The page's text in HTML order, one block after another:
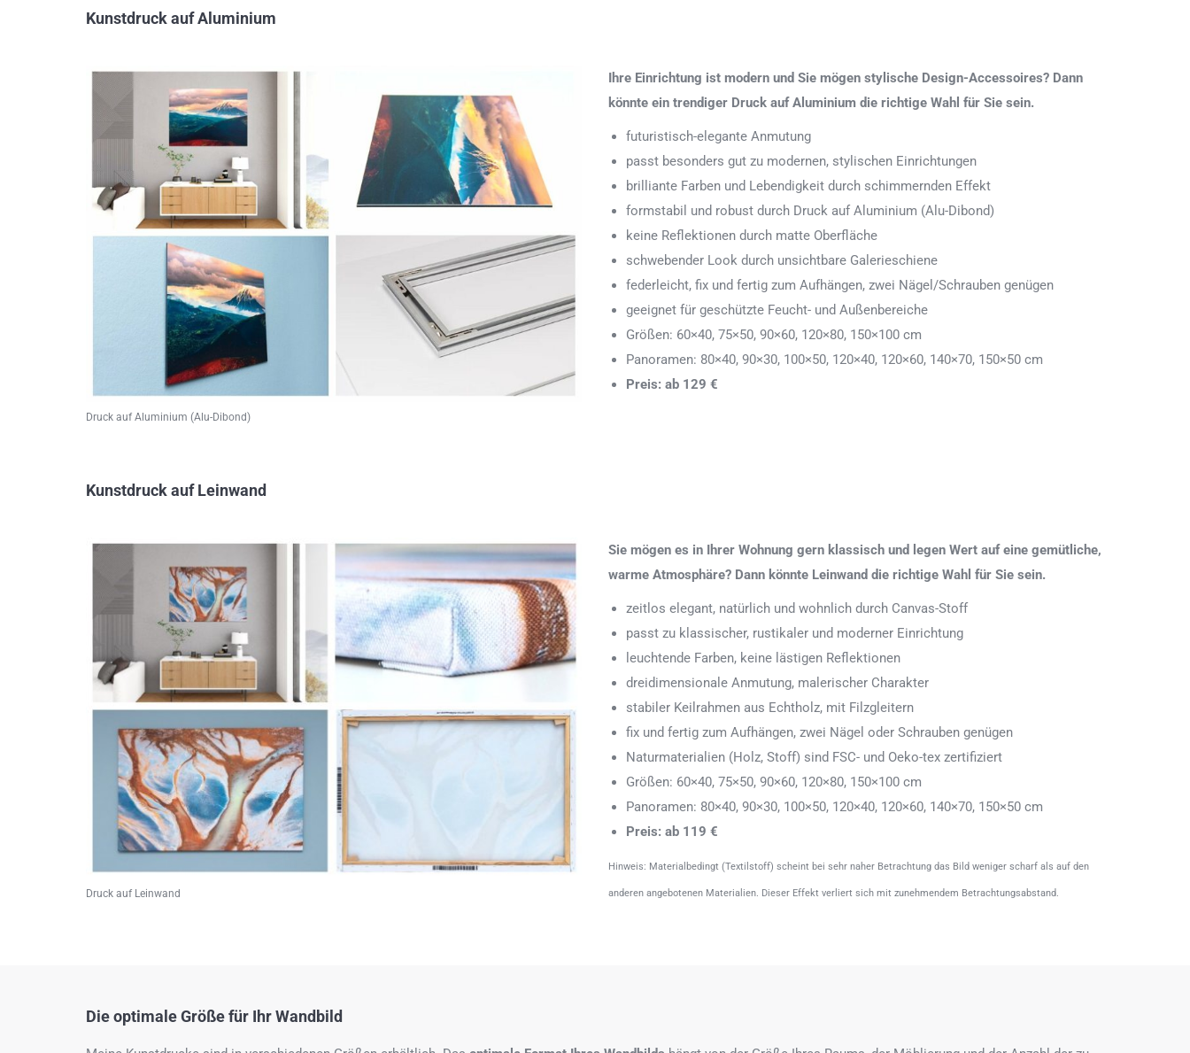
Kunstdruck auf Aluminium
Druck auf Aluminium (Alu-Dibond)
Ihre Einrichtung ist modern und Sie mögen stylische Design-Accessoires? Dann
könnte ein trendiger Druck auf Aluminium die richtige Wahl für Sie sein.
futuristisch-elegante Anmutung
passt besonders gut zu modernen, stylischen Einrichtungen
brilliante Farben und Lebendigkeit durch schimmernden Effekt
formstabil und robust durch Druck auf Aluminium (Alu-Dibond)
keine Reflektionen durch matte Oberfläche
schwebender Look durch unsichtbare Galerieschiene
federleicht, fix und fertig zum Aufhängen, zwei Nägel/Schrauben genügen
geeignet für geschützte Feucht- und Außenbereiche
Größen: 60×40, 75×50, 90×60, 120×80, 150×100 cm
Panoramen: 80×40, 90×30, 100×50, 120×40, 120×60, 140×70, 150×50 cm
Preis: ab 129 €
Kunstdruck auf Leinwand
Druck auf Leinwand
Sie mögen es in Ihrer Wohnung gern klassisch und legen Wert auf eine gemütliche,
warme Atmosphäre? Dann könnte Leinwand die richtige Wahl für Sie sein.
zeitlos elegant, natürlich und wohnlich durch Canvas-Stoff
passt zu klassischer, rustikaler und moderner Einrichtung
leuchtende Farben, keine lästigen Reflektionen
dreidimensionale Anmutung, malerischer Charakter
stabiler Keilrahmen aus Echtholz, mit Filzgleitern
fix und fertig zum Aufhängen, zwei Nägel oder Schrauben genügen
Naturmaterialien (Holz, Stoff) sind FSC- und Oeko-tex zertifiziert
Größen: 60×40, 75×50, 90×60, 120×80, 150×100 cm
Panoramen: 80×40, 90×30, 100×50, 120×40, 120×60, 140×70, 150×50 cm
Preis: ab 119 €
Hinweis: Materialbedingt (Textilstoff) scheint bei sehr naher Betrachtung das Bild weniger scharf als auf den
anderen angebotenen Materialien. Dieser Effekt verliert sich mit zunehmendem Betrachtungsabstand.
Die optimale Größe für Ihr Wandbild